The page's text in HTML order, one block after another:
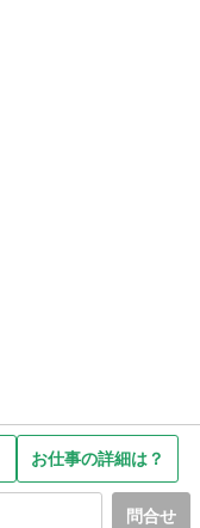
お仕事の詳細は？
問合せ